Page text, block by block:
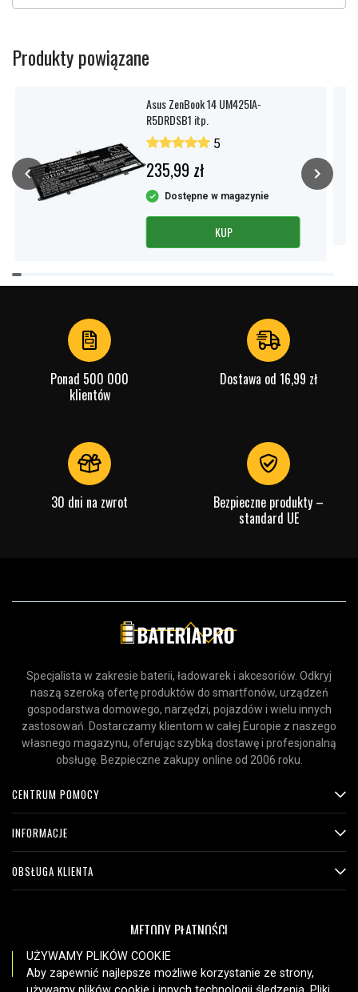
Produkty powiązane
Asus ZenBook 14 UM425IA-
R5DRDSB1 itp.
5
235,99 zł
Dostępne w magazynie
KUP
Item
1
Ponad 500 000
klientów
Dostawa od 16,99 zł
30 dni na zwrot
Bezpieczne produkty –
standard UE
Specjalista w zakresie baterii, ładowarek i akcesoriów. Odkryj
naszą szeroką ofertę produktów do smartfonów, urządzeń
gospodarstwa domowego, narzędzi, pojazdów i wielu innych
zastosowań. Dostarczamy klientom w całej Europie z naszego
własnego magazynu, oferując szybką dostawę i profesjonalną
obsługę. Bezpieczne zakupy online od 2006 roku.
CENTRUM POMOCY
INFORMACJE
OBSŁUGA KLIENTA
METODY PŁATNOŚCI
UŻYWAMY PLIKÓW COOKIE
Aby zapewnić najlepsze możliwe korzystanie ze strony,